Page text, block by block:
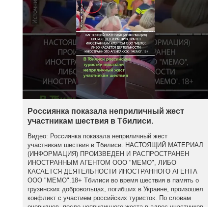
Россиянка показала неприличный жест
участникам шествия в Тбилиси.
Видео: Россиянка показала неприличный жест
участникам шествия в Тбилиси. НАСТОЯЩИЙ МАТЕРИАЛ
(ИНФОРМАЦИЯ) ПРОИЗВЕДЕН И РАСПРОСТРАНЕН
ИНОСТРАННЫМ АГЕНТОМ ООО "МЕМО", ЛИБО
КАСАЕТСЯ ДЕЯТЕЛЬНОСТИ ИНОСТРАННОГО АГЕНТА
ООО "МЕМО".18+ Тбилиси во время шествия в память о
грузинских добровольцах, погибших в Украине, произошел
конфликт с участием российских туристок. По словам